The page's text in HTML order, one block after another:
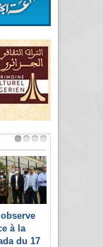
à la
du 17